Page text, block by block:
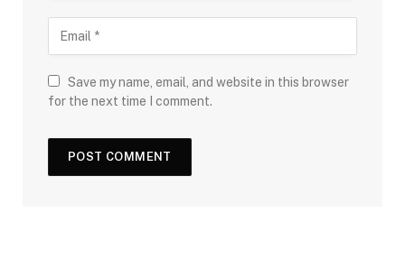
Save my name, email, and website in this browser
for the next time I comment.